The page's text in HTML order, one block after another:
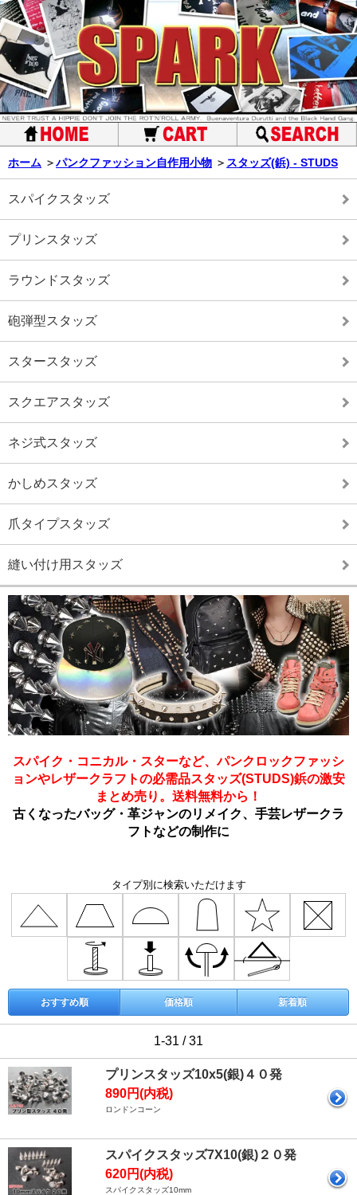
ホーム ＞パンクファッション自作用小物 ＞ スタッズ(鋲) - STUDS
スパイクスタッズ
プリンスタッズ
ラウンドスタッズ
砲弾型スタッズ
スタースタッズ
スクエアスタッズ
ネジ式スタッズ
かしめスタッズ
爪タイプスタッズ
縫い付け用スタッズ
スパイク・コニカル・スターなど、パンクロックファッシ
ョンやレザークラフトの必需品スタッズ(STUDS)鋲の激安
まとめ売り。送料無料から！
古くなったバッグ・革ジャンのリメイク、手芸レザークラ
フトなどの制作に
タイプ別に検索いただけます
おすすめ順 価格順 新着順
1-31 / 31
プリンスタッズ10x5(銀)４０発
890円(内税)
ロンドンコーン
スパイクスタッズ7X10(銀)２０発
620円(内税)
スパイクスタッズ10mm